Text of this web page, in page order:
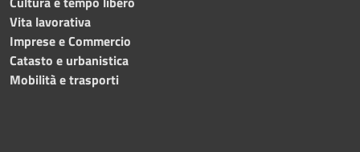
Vita lavorativa
Imprese e Commercio
Catasto e urbanistica
Mobilità e trasporti